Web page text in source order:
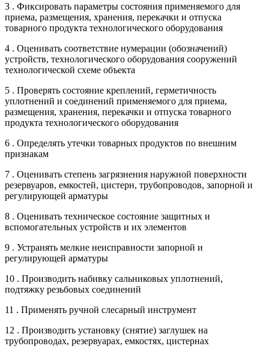
3 . Фиксировать параметры состояния применяемого для
приема, размещения, хранения, перекачки и отпуска
товарного продукта технологического оборудования
4 . Оценивать соответствие нумерации (обозначений)
устройств, технологического оборудования сооружений
технологической схеме объекта
5 . Проверять состояние креплений, герметичность
уплотнений и соединений применяемого для приема,
размещения, хранения, перекачки и отпуска товарного
продукта технологического оборудования
6 . Определять утечки товарных продуктов по внешним
признакам
7 . Оценивать степень загрязнения наружной поверхности
резервуаров, емкостей, цистерн, трубопроводов, запорной и
регулирующей арматуры
8 . Оценивать техническое состояние защитных и
вспомогательных устройств и их элементов
9 . Устранять мелкие неисправности запорной и
регулирующей арматуры
10 . Производить набивку сальниковых уплотнений,
подтяжку резьбовых соединений
11 . Применять ручной слесарный инструмент
12 . Производить установку (снятие) заглушек на
трубопроводах, резервуарах, емкостях, цистернах